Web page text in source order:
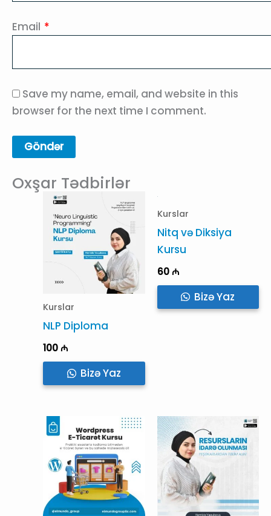
Email *
Save my name, email, and website in this
browser for the next time I comment.
Oxşar Tədbirlər
Kurslar
NLP Diploma
100₼
Bizə Yaz
Kurslar
Nitq və Diksiya
Kursu
60₼
Bizə Yaz